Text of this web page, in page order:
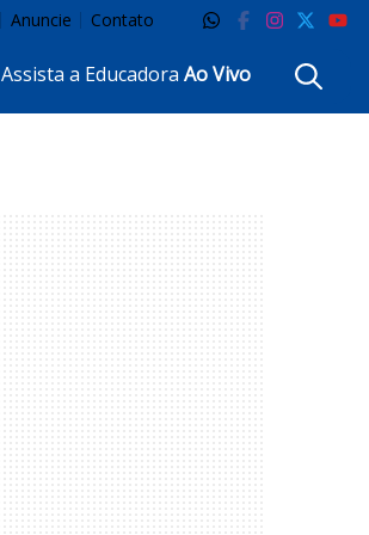
Anuncie Contato
Assista a EducadoraAo Vivo